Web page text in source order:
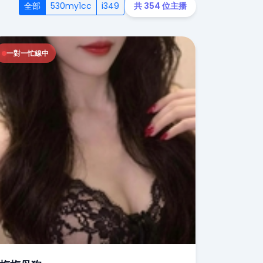
全部 530my1cc i349 共 354 位主播
一對一忙線中